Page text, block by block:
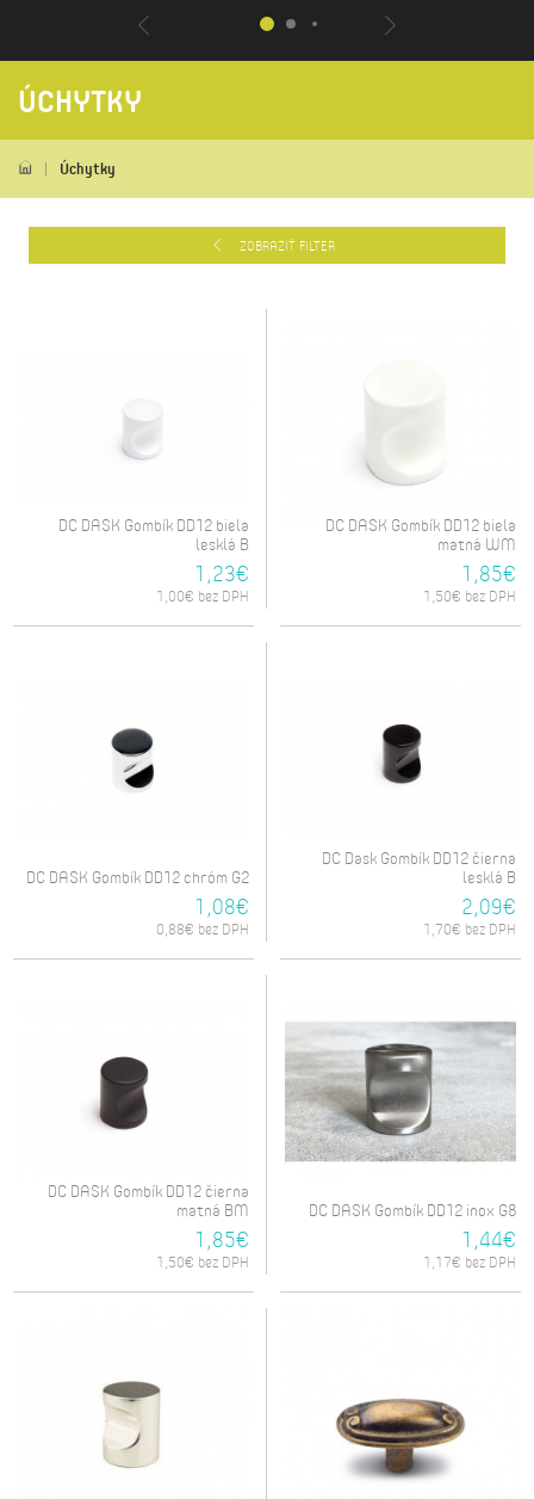
ÚCHYTKY
Úchytky
ZOBRAZIŤ FILTER
DC DASK Gombík DD12 biela
lesklá B
1,23€
1,00€ bez DPH
DC DASK Gombík DD12 biela
matná WM
1,85€
1,50€ bez DPH
DC DASK Gombík DD12 chróm G2
1,08€
0,88€ bez DPH
DC Dask Gombík DD12 čierna
lesklá B
2,09€
1,70€ bez DPH
DC DASK Gombík DD12 čierna
matná BM
1,85€
1,50€ bez DPH
DC DASK Gombík DD12 inox G8
1,44€
1,17€ bez DPH